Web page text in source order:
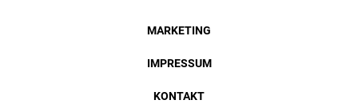
MARKETING
IMPRESSUM
KONTAKT